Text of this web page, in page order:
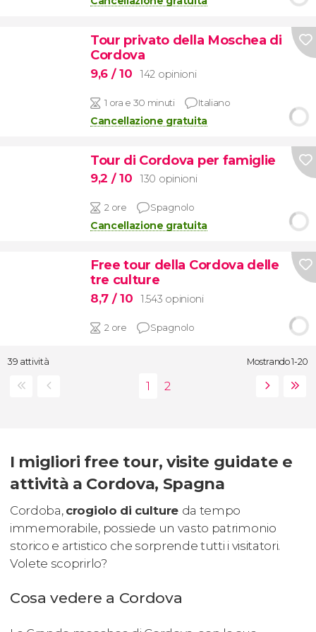
Tour privato della Moschea di
Cordova
9,6 / 10 142 opinioni
1 ora e 30 minuti Italiano
Cancellazione gratuita
Tour di Cordova per famiglie
9,2 / 10 130 opinioni
2 ore Spagnolo
Cancellazione gratuita
Free tour della Cordova delle
tre culture
8,7 / 10 1.543 opinioni
2 ore Spagnolo
39 attività Mostrando 1-20
I migliori free tour, visite guidate e
attività a Cordova, Spagna
Cordoba, crogiolo di culture da tempo
immemorabile, possiede un vasto patrimonio
storico e artistico che sorprende tutti i visitatori.
Volete scoprirlo?
Cosa vedere a Cordova